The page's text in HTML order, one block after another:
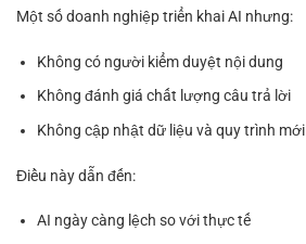
Một số doanh nghiệp triển khai AI nhưng:
Không có người kiểm duyệt nội dung
Không đánh giá chất lượng câu trả lời
Không cập nhật dữ liệu và quy trình mới
Điều này dẫn đến:
AI ngày càng lệch so với thực tế